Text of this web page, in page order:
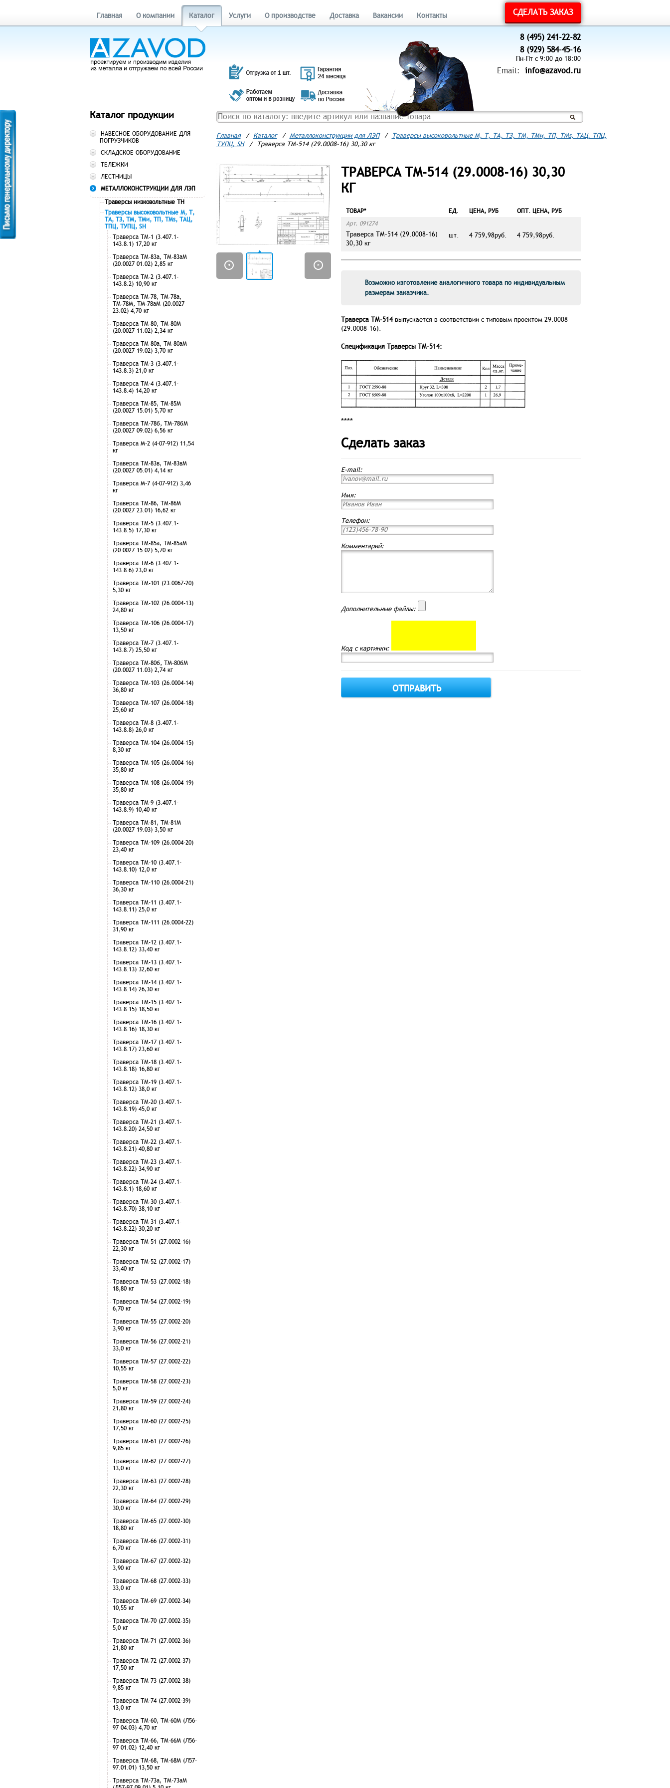
СДЕЛАТЬ ЗАКАЗ
Главная О компании Каталог Услуги О производстве Доставка Вакансии Контакты
Каталог продукции
НАВЕСНОЕ ОБОРУДОВАНИЕ ДЛЯ
ПОГРУЗЧИКОВ
СКЛАДСКОЕ ОБОРУДОВАНИЕ
ТЕЛЕЖКИ
ЛЕСТНИЦЫ
МЕТАЛЛОКОНСТРУКЦИИ ДЛЯ ЛЭП
Траверсы низковольтные ТН
Траверсы высоковольтные М, Т,
ТА, ТЗ, ТМ, ТМи, ТП, ТМs, ТАЦ,
ТПЦ, ТУПЦ, SH
Траверса ТМ-1 (3.407.1-
143.8.1) 17,20 кг
Траверса ТМ-83а, ТМ-83аМ
(20.0027 01.02) 2,85 кг
Траверса ТМ-2 (3.407.1-
143.8.2) 10,90 кг
Траверса ТМ-78, ТМ-78а,
ТМ-78М, ТМ-78аМ (20.0027
23.02) 4,70 кг
Траверса ТМ-80, ТМ-80М
(20.0027 11.02) 2,34 кг
Траверса ТМ-80а, ТМ-80аМ
(20.0027 19.02) 3,70 кг
Траверса ТМ-3 (3.407.1-
143.8.3) 21,0 кг
Траверса ТМ-4 (3.407.1-
143.8.4) 14,20 кг
Траверса ТМ-85, ТМ-85М
(20.0027 15.01) 5,70 кг
Траверса ТМ-78б, ТМ-78бМ
(20.0027 09.02) 6,56 кг
Траверса М-2 (4-07-912) 11,54
кг
Траверса ТМ-83в, ТМ-83вМ
(20.0027 05.01) 4,14 кг
Траверса М-7 (4-07-912) 3,46
кг
Траверса ТМ-86, ТМ-86М
(20.0027 23.01) 16,62 кг
Траверса ТМ-5 (3.407.1-
143.8.5) 17,30 кг
Траверса ТМ-85а, ТМ-85аМ
(20.0027 15.02) 5,70 кг
Траверса ТМ-6 (3.407.1-
143.8.6) 23,0 кг
Траверса ТМ-101 (23.0067-20)
5,30 кг
Траверса ТМ-102 (26.0004-13)
24,80 кг
Траверса ТМ-106 (26.0004-17)
13,50 кг
Траверса ТМ-7 (3.407.1-
143.8.7) 25,50 кг
Траверса ТМ-80б, ТМ-80бМ
(20.0027 11.03) 2,74 кг
Траверса ТМ-103 (26.0004-14)
36,80 кг
Траверса ТМ-107 (26.0004-18)
25,60 кг
Траверса ТМ-8 (3.407.1-
143.8.8) 26,0 кг
Траверса ТМ-104 (26.0004-15)
8,30 кг
Траверса ТМ-105 (26.0004-16)
35,80 кг
Траверса ТМ-108 (26.0004-19)
35,80 кг
Траверса ТМ-9 (3.407.1-
143.8.9) 10,40 кг
Траверса ТМ-81, ТМ-81М
(20.0027 19.03) 3,50 кг
Траверса ТМ-109 (26.0004-20)
23,40 кг
Траверса ТМ-10 (3.407.1-
143.8.10) 12,0 кг
Траверса ТМ-110 (26.0004-21)
36,30 кг
Траверса ТМ-11 (3.407.1-
143.8.11) 25,0 кг
Траверса ТМ-111 (26.0004-22)
31,90 кг
Траверса ТМ-12 (3.407.1-
143.8.12) 33,40 кг
Траверса ТМ-13 (3.407.1-
143.8.13) 32,60 кг
Траверса ТМ-14 (3.407.1-
143.8.14) 26,30 кг
Траверса ТМ-15 (3.407.1-
143.8.15) 18,50 кг
Траверса ТМ-16 (3.407.1-
143.8.16) 18,30 кг
Траверса ТМ-17 (3.407.1-
143.8.17) 23,60 кг
Траверса ТМ-18 (3.407.1-
143.8.18) 16,80 кг
Траверса ТМ-19 (3.407.1-
143.8.12) 38,0 кг
Траверса ТМ-20 (3.407.1-
143.8.19) 45,0 кг
Траверса ТМ-21 (3.407.1-
143.8.20) 24,50 кг
Траверса ТМ-22 (3.407.1-
143.8.21) 40,80 кг
Траверса ТМ-23 (3.407.1-
143.8.22) 34,90 кг
Траверса ТМ-24 (3.407.1-
143.8.1) 18,60 кг
Траверса ТМ-30 (3.407.1-
143.8.70) 38,10 кг
Траверса ТМ-31 (3.407.1-
143.8.22) 30,20 кг
Траверса ТМ-51 (27.0002-16)
22,30 кг
Траверса ТМ-52 (27.0002-17)
33,40 кг
Траверса ТМ-53 (27.0002-18)
18,80 кг
Траверса ТМ-54 (27.0002-19)
6,70 кг
Траверса ТМ-55 (27.0002-20)
3,90 кг
Траверса ТМ-56 (27.0002-21)
33,0 кг
Траверса ТМ-57 (27.0002-22)
10,55 кг
Траверса ТМ-58 (27.0002-23)
5,0 кг
Траверса ТМ-59 (27.0002-24)
21,80 кг
Траверса ТМ-60 (27.0002-25)
17,50 кг
Траверса ТМ-61 (27.0002-26)
9,85 кг
Траверса ТМ-62 (27.0002-27)
13,0 кг
Траверса ТМ-63 (27.0002-28)
22,30 кг
Траверса ТМ-64 (27.0002-29)
30,0 кг
Траверса ТМ-65 (27.0002-30)
18,80 кг
Траверса ТМ-66 (27.0002-31)
6,70 кг
Траверса ТМ-67 (27.0002-32)
3,90 кг
Траверса ТМ-68 (27.0002-33)
33,0 кг
Траверса ТМ-69 (27.0002-34)
10,55 кг
Траверса ТМ-70 (27.0002-35)
5,0 кг
Траверса ТМ-71 (27.0002-36)
21,80 кг
Траверса ТМ-72 (27.0002-37)
17,50 кг
Траверса ТМ-73 (27.0002-38)
9,85 кг
Траверса ТМ-74 (27.0002-39)
13,0 кг
Траверса ТМ-60, ТМ-60М (Л56-
97 04.03) 4,70 кг
Траверса ТМ-66, ТМ-66М (Л56-
97 01.02) 12,40 кг
Траверса ТМ-68, ТМ-68М (Л57-
97.01.01) 13,50 кг
Траверса ТМ-73а, ТМ-73аМ
8 (495) 241-22-82
8 (929) 584-45-16
Пн-Пт с 9:00 до 18:00
Email: info@azavod.ru
Главная / Каталог / Металлоконструкции для ЛЭП /
Траверсы высоковольтные М, Т, ТА, ТЗ, ТМ, ТМи, ТП, ТМs, ТАЦ, ТПЦ,
ТУПЦ, SH
/ Траверса ТМ-514 (29.0008-16) 30,30 кг
ТРАВЕРСА ТМ-514 (29.0008-16) 30,30
КГ
ТОВАР* ЕД. ЦЕНА, РУБ
ОПТ. ЦЕНА, РУБ
Арт. 091274
Траверса ТМ-514 (29.0008-16)
30,30 кг
шт. 4 759,98руб. 4 759,98руб.
Возможно изготовление аналогичного товара по индивидуальным
размерам заказчика.
Траверса ТМ-514выпускается в соответствии с типовым проектом 29.0008
(29.0008-16).
Спецификация Траверсы ТМ-514:
****
Сделать заказ
E-mail:
Имя:
Телефон:
Комментарий:
Дополнительные файлы:
Код с картинки: